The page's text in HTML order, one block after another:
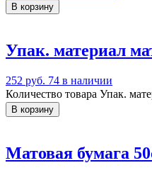
В корзину
Упак. материал
252 руб. 74 в наличии
Количество товара Упак.
В корзину
Матовая бумага